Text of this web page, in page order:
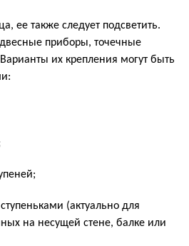
ее также следует подсветить.
приборы, точечные
их крепления могут быть
(актуально для
на несущей стене, балке или